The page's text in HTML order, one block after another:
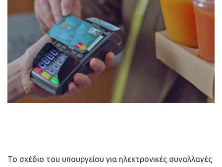
Το σχέδιο του υπουργείου για ηλεκτρονικές συναλλαγές